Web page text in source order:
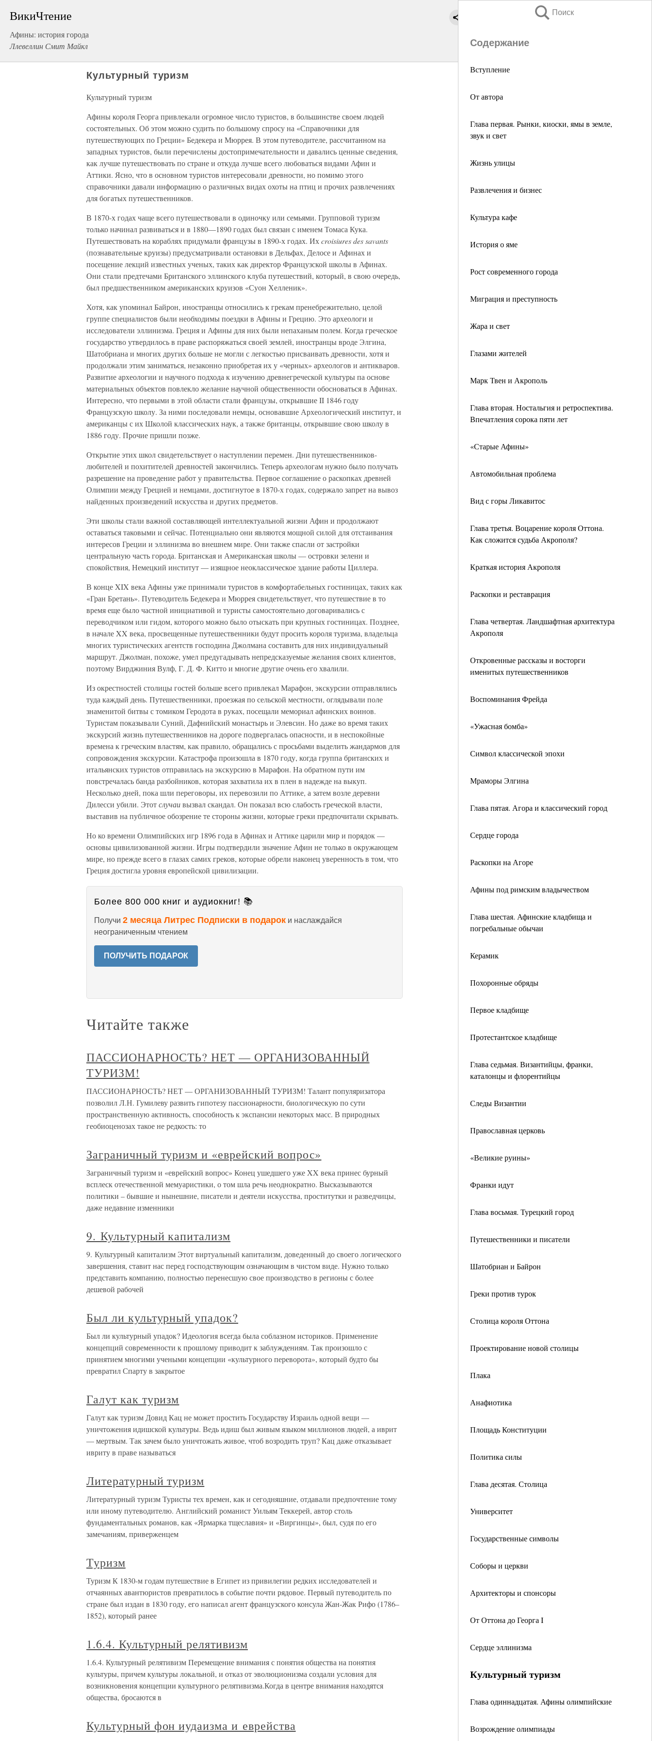
ВикиЧтение
Афины: история города
Ллевеллин Смит Майкл
Поиск
Содержание
Вступление
От автора
Глава первая. Рынки, киоски, ямы в земле,
звук и свет
Жизнь улицы
Развлечения и бизнес
Культура кафе
История о яме
Рост современного города
Миграция и преступность
Жара и свет
Глазами жителей
Марк Твен и Акрополь
Глава вторая. Ностальгия и ретроспектива.
Впечатления сорока пяти лет
«Старые Афины»
Автомобильная проблема
Вид с горы Ликавитос
Глава третья. Воцарение короля Оттона.
Как сложится судьба Акрополя?
Краткая история Акрополя
Раскопки и реставрация
Глава четвертая. Ландшафтная архитектура
Акрополя
Откровенные рассказы и восторги
именитых путешественников
Воспоминания Фрейда
«Ужасная бомба»
Символ классической эпохи
Мраморы Элгина
Глава пятая. Агора и классический город
Сердце города
Раскопки на Агоре
Афины под римским владычеством
Глава шестая. Афинские кладбища и
погребальные обычаи
Керамик
Похоронные обряды
Первое кладбище
Протестантское кладбище
Глава седьмая. Византийцы, франки,
каталонцы и флорентийцы
Следы Византии
Православная церковь
«Великие руины»
Франки идут
Глава восьмая. Турецкий город
Путешественники и писатели
Шатобриан и Байрон
Греки против турок
Столица короля Оттона
Проектирование новой столицы
Плака
Анафиотика
Площадь Конституции
Политика силы
Глава десятая. Столица
Университет
Государственные символы
Соборы и церкви
Архитекторы и спонсоры
От Оттона до Георга I
Сердце эллинизма
Культурный туризм
Глава одиннадцатая. Афины олимпийские
Возрождение олимпиады
Культурный туризм
Культурный туризм
Афины короля Георга привлекали огромное число туристов, в большинстве своем людей
состоятельных. Об этом можно судить по большому спросу на «Справочники для
путешествующих по Греции» Бедекера и Мюррея. В этом путеводителе, рассчитанном на
западных туристов, были перечислены достопримечательности и давались ценные сведения,
как лучше путешествовать по стране и откуда лучше всего любоваться видами Афин и
Аттики. Ясно, что в основном туристов интересовали древности, но помимо этого
справочники давали информацию о различных видах охоты на птиц и прочих развлечениях
для богатых путешественников.
В 1870-х годах чаще всего путешествовали в одиночку или семьями. Групповой туризм
только начинал развиваться и в 1880—1890 годах был связан с именем Томаса Кука.
Путешествовать на кораблях придумали французы в 1890-х годах. Ихcroisiures des savants
(познавательные круизы) предусматривали остановки в Дельфах, Делосе и Афинах и
посещение лекций известных ученых, таких как директор Французской школы в Афинах.
Они стали предтечами Британского эллинского клуба путешествий, который, в свою очередь,
был предшественником американских круизов «Суон Хелленик».
Хотя, как упоминал Байрон, иностранцы относились к грекам пренебрежительно, целой
группе специалистов были необходимы поездки в Афины и Грецию. Это археологи и
исследователи эллинизма. Греция и Афины для них были непаханым полем. Когда греческое
государство утвердилось в праве распоряжаться своей землей, иностранцы вроде Элгина,
Шатобриана и многих других больше не могли с легкостью присваивать древности, хотя и
продолжали этим заниматься, незаконно приобретая их у «черных» археологов и антикваров.
Развитие археологии и научного подхода к изучению древнегреческой культуры па основе
материальных объектов повлекло желание научной общественности обосноваться в Афинах.
Интересно, что первыми в этой области стали французы, открывшие II 1846 году
Французскую школу. За ними последовали немцы, основавшие Археологический институт, и
американцы с их Школой классических наук, а также британцы, открывшие свою школу в
1886 году. Прочие пришли позже.
Открытие этих школ свидетельствует о наступлении перемен. Дни путешественников-
любителей и похитителей древностей закончились. Теперь археологам нужно было получать
разрешение на проведение работ у правительства. Первое соглашение о раскопках древней
Олимпии между Грецией и немцами, достигнутое в 1870-х годах, содержало запрет на вывоз
найденных произведений искусства и других предметов.
Эти школы стали важной составляющей интеллектуальной жизни Афин и продолжают
оставаться таковыми и сейчас. Потенциально они являются мощной силой для отстаивания
интересов Греции и эллинизма во внешнем мире. Они также спасли от застройки
центральную часть города. Британская и Американская школы — островки зелени и
спокойствия, Немецкий институт — изящное неоклассическое здание работы Циллера.
В конце XIX века Афины уже принимали туристов в комфортабельных гостиницах, таких как
«Гран Бретань». Путеводитель Бедекера и Мюррея свидетельствует, что путешествие в то
время еще было частной инициативой и туристы самостоятельно договаривались с
переводчиком или гидом, которого можно было отыскать при крупных гостиницах. Позднее,
в начале XX века, просвещенные путешественники будут просить короля туризма, владельца
многих туристических агентств господина Джолмана составить для них индивидуальный
маршрут. Джолман, похоже, умел предугадывать непредсказуемые желания своих клиентов,
поэтому Вирджиния Вулф, Г. Д. Ф. Китто и многие другие очень его хвалили.
Из окрестностей столицы гостей больше всего привлекал Марафон, экскурсии отправлялись
туда каждый день. Путешественники, проезжая по сельской местности, оглядывали поле
знаменитой битвы с томиком Геродота в руках, посещали мемориал афинских воинов.
Туристам показывали Суний, Дафнийский монастырь и Элевсин. Но даже во время таких
экскурсий жизнь путешественников на дороге подвергалась опасности, и в неспокойные
времена к греческим властям, как правило, обращались с просьбами выделить жандармов для
сопровождения экскурсии. Катастрофа произошла в 1870 году, когда группа британских и
итальянских туристов отправилась на экскурсию в Марафон. На обратном пути им
повстречалась банда разбойников, которая захватила их в плен в надежде на выкуп.
Несколько дней, пока шли переговоры, их перевозили по Аттике, а затем возле деревни
Дилесси убили. Этотслучаивызвал скандал. Он показал всю слабость греческой власти,
выставив на публичное обозрение те стороны жизни, которые греки предпочитали скрывать.
Но ко времени Олимпийских игр 1896 года в Афинах и Аттике царили мир и порядок —
основы цивилизованной жизни. Игры подтвердили значение Афин не только в окружающем
мире, но прежде всего в глазах самих греков, которые обрели наконец уверенность в том, что
Греция достигла уровня европейской цивилизации.
Более 800 000 книг и аудиокниг! 📚
Получи 2 месяца Литрес Подписки в подарок и наслаждайся
неограниченным чтением
ПОЛУЧИТЬ ПОДАРОК
Читайте также
ПАССИОНАРНОСТЬ? НЕТ — ОРГАНИЗОВАННЫЙ
ТУРИЗМ!
ПАССИОНАРНОСТЬ? НЕТ — ОРГАНИЗОВАННЫЙ ТУРИЗМ! Талант популяризатора
позволил Л.Н. Гумилеву развить гипотезу пассионарности, биологическую по сути
пространственную активность, способность к экспансии некоторых масс. В природных
геобиоценозах такое не редкость: то
Заграничный туризм и «еврейский вопрос»
Заграничный туризм и «еврейский вопрос» Конец ушедшего уже XX века принес бурный
всплеск отечественной мемуаристики, о том шла речь неоднократно. Высказываются
политики – бывшие и нынешние, писатели и деятели искусства, проститутки и разведчицы,
даже недавние изменники
9. Культурный капитализм
9. Культурный капитализм Этот виртуальный капитализм, доведенный до своего логического
завершения, ставит нас перед господствующим означающим в чистом виде. Нужно только
представить компанию, полностью перенесшую свое производство в регионы с более
дешевой рабочей
Был ли культурный упадок?
Был ли культурный упадок? Идеология всегда была соблазном историков. Применение
концепций современности к прошлому приводит к заблуждениям. Так произошло с
принятием многими учеными концепции «культурного переворота», который будто бы
превратил Спарту в закрытое
Галут как туризм
Галут как туризм Довид Кац не может простить Государству Израиль одной вещи —
уничтожения идишской культуры. Ведь идиш был живым языком миллионов людей, а иврит
— мертвым. Так зачем было уничтожать живое, чтоб возродить труп? Кац даже отказывает
ивриту в праве называться
Литературный туризм
Литературный туризм Туристы тех времен, как и сегодняшние, отдавали предпочтение тому
или иному путеводителю. Английский романист Уильям Теккерей, автор столь
фундаментальных романов, как «Ярмарка тщеславия» и «Виргинцы», был, судя по его
замечаниям, приверженцем
Туризм
Туризм К 1830-м годам путешествие в Египет из привилегии редких исследователей и
отчаянных авантюристов превратилось в событие почти рядовое. Первый путеводитель по
стране был издан в 1830 году, его написал агент французского консула Жан-Жак Рифо (1786–
1852), который ранее
1.6.4. Культурный релятивизм
1.6.4. Культурный релятивизм Перемещение внимания с понятия общества на понятия
культуры, причем культуры локальной, и отказ от эволюционизма создали условия для
возникновения концепции культурного релятивизма.Когда в центре внимания находятся
общества, бросаются в
Культурный фон иудаизма и еврейства